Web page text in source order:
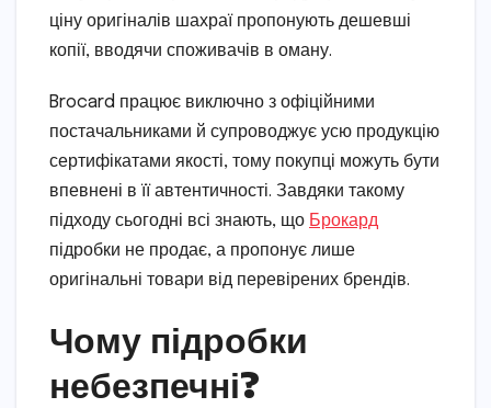
ціну оригіналів шахраї пропонують дешевші
копії, вводячи споживачів в оману.
Brocard працює виключно з офіційними
постачальниками й супроводжує усю продукцію
сертифікатами якості, тому покупці можуть бути
впевнені в її автентичності. Завдяки такому
підходу сьогодні всі знають, що Брокард
підробки не продає, а пропонує лише
оригінальні товари від перевірених брендів.
Чому підробки
небезпечні?